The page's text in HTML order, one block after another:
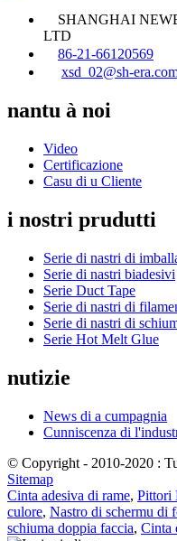
SHANGHAI
LTD
86-21-66120569
xsd_02@sh-
nantu à noi
Video
Certificazione
Casu di u Cliente
i nostri prudutti
Serie di nastri di
Serie di nastri biadesivi
Serie Duct Tape
Serie di nastri di
Serie di nastri di
Serie Hot Melt Glue
nutizie
News di a cumpagnia
Cunniscenza di
© Copyright - 2010-2020 :
Sitemap
Cinta adesiva di rame, Pittori
culore, Nastro di schermu di
schiuma doppia faccia, Cinta